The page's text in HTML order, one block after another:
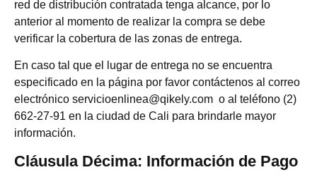
red de distribución contratada tenga alcance, por lo
anterior al momento de realizar la compra se debe
verificar la cobertura de las zonas de entrega.
En caso tal que el lugar de entrega no se encuentra
especificado en la página por favor contáctenos al correo
electrónico servicioenlinea@qikely.com o al teléfono (2)
662-27-91 en la ciudad de Cali para brindarle mayor
información.
Cláusula Décima: Información de Pago